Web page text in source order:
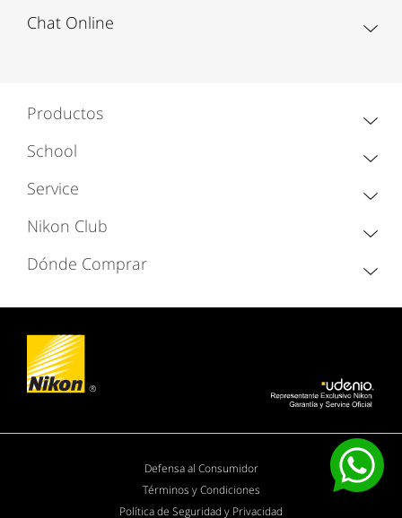
Chat Online
Productos
School
Service
Nikon Club
Dónde Comprar
Defensa al Consumidor
Términos y Condiciones
Política de Seguridad y Privacidad